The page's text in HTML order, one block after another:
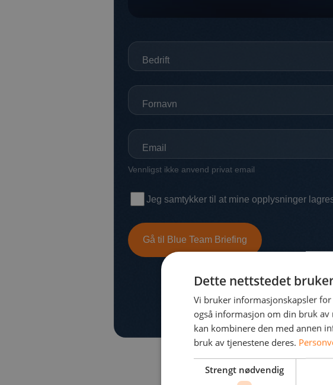
Dette nettstedet
Vi bruker informasjonskapsler
også informasjon om din bruk av
kan kombinere den med annen
bruk av tjenestene deres.
Strengt nødvendig